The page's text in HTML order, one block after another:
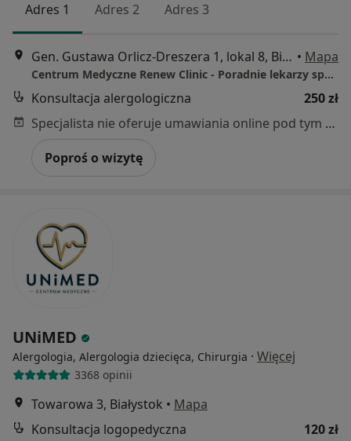
Adres 1 Adres 2 Adres 3
Gen. Gustawa Orlicz-Dreszera 1, lokal 8, Białystok • Mapa
Centrum Medyczne Renew Clinic - Poradnie lekarzy specjalistów, Klinika medycyny estetycznej
Konsultacja alergologiczna
250 zł
Specjalista nie oferuje umawiania online pod tym adresem.
Poproś o wizytę
UNiMED
Alergologia, Alergologia dziecięca, Chirurgia · Więcej
3368 opinii
Towarowa 3, Białystok • Mapa
Konsultacja logopedyczna
120 zł